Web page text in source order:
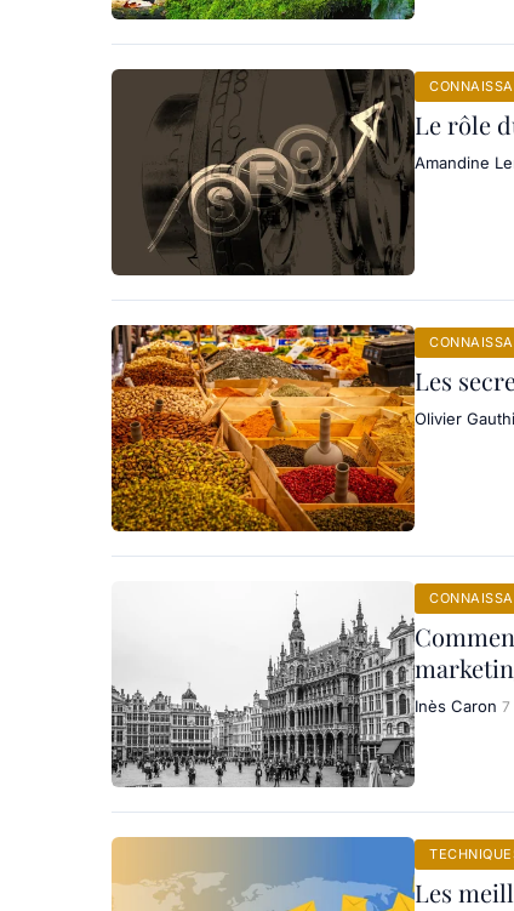
Le rôle
Amandine
Les
Olivier
Inès Caron 7
Les